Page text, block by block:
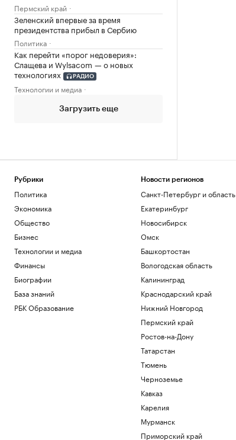
Пермский край
Зеленский впервые за время
президентства прибыл в Сербию
Политика
Как перейти «порог недоверия»:
Слащева и Wylsacom — о новых
технологиях
РАДИО
Технологии и медиа
Загрузить еще
Рубрики
Политика
Экономика
Общество
Бизнес
Технологии и медиа
Финансы
Биографии
База знаний
РБК Образование
Новости регионов
Санкт-Петербург и область
Екатеринбург
Новосибирск
Омск
Башкортостан
Вологодская область
Калининград
Краснодарский край
Нижний Новгород
Пермский край
Ростов-на-Дону
Татарстан
Тюмень
Черноземье
Кавказ
Карелия
Мурманск
Приморский край